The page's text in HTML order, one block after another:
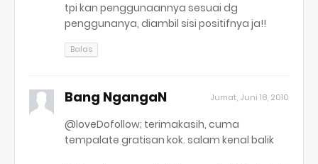
tpi kan penggunaannya sesuai dg
penggunanya, diambil sisi positifnya ja!!
Balas
Bang NgangaN Jumat, Juni 18, 2010
@loveDofollow; terimakasih, cuma
tempalate gratisan kok. salam kenal balik